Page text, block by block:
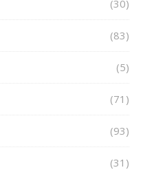
(30)
(83)
(5)
(71)
(93)
(31)